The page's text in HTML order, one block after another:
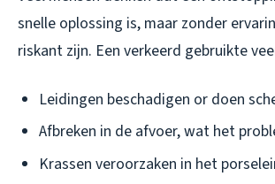
snelle oplossing is, maar zonder
riskant zijn. Een verkeerd gebruikte
Leidingen beschadigen or doen
Afbreken in de afvoer, wat het
Krassen veroorzaken in het